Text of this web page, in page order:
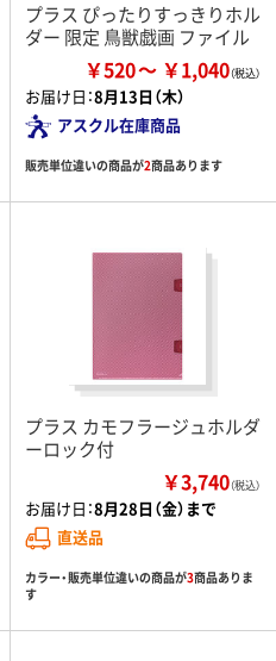
プラス ぴったりすっきりホル
ダー 限定 鳥獣戯画 ファイル
￥520 ￥1,040
お届け日：8月13日（木）
アスクル在庫商品
販売単位違いの商品が2商品あります
プラス カモフラージュホルダ
ーロック付
￥3,740（税込）
お届け日：8月28日（金）まで
直送品
カラー・販売単位違いの商品が3商品ありま
す